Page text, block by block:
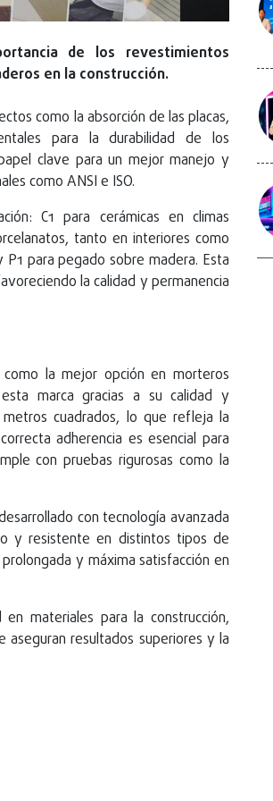
de los revestimientos
en la construcción.
como la absorción de las placas,
para la durabilidad de los
clave para un mejor manejo y
como ANSI e ISO.
C1 para cerámicas en climas
tanto en interiores como
para pegado sobre madera. Esta
la calidad y permanencia
la mejor opción en morteros
marca gracias a su calidad y
cuadrados, lo que refleja la
adherencia es esencial para
con pruebas rigurosas como la
con tecnología avanzada
y resistente en distintos tipos de
y máxima satisfacción en
materiales para la construcción,
resultados superiores y la